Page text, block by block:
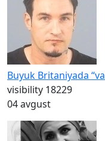
Buyuk Britaniyada
visibility 18229
04 avgust